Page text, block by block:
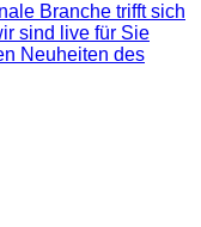
Branche trifft sich
sind live für Sie
Neuheiten des